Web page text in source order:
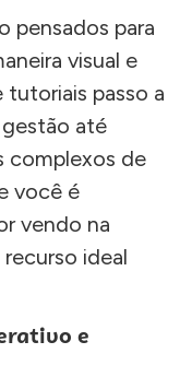
pensados para
visual e
passo a
até
complexos de
você é
vendo na
ideal
e